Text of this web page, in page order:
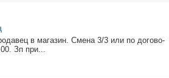
в ма­га­зин. Сме­на 3/3 или по до­го­во­
Зп при...